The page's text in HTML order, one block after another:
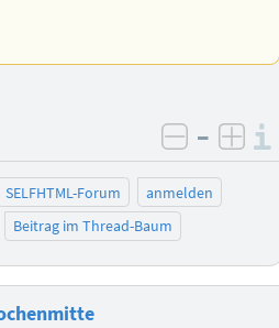
negativ
–
SELFHTML-Forum
anmelden
Beitrag im Thread-Baum